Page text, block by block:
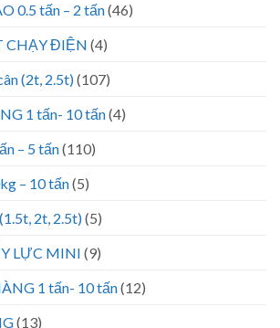
0.5 tấn – 2 tấn(46)
CHẠY ĐIỆN (4)
(2t, 2.5t)(107)
1 tấn- 10 tấn(4)
– 5 tấn(110)
– 10 tấn(5)
2t, 2.5t)(5)
LỰC MINI (9)
1 tấn- 10 tấn(12)
(13)